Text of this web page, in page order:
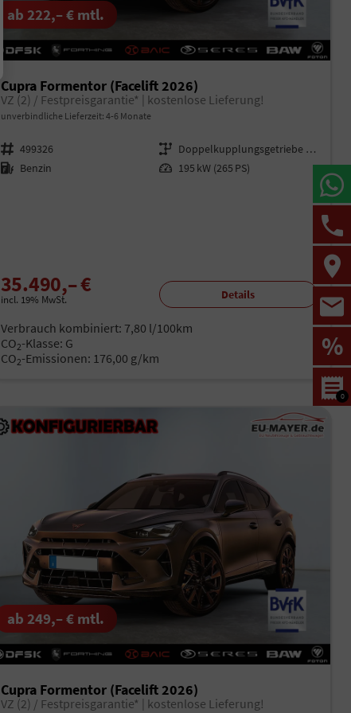
ab 222,– € mtl.
Cupra Formentor (Facelift 2026)
VZ (2) / Festpreisgarantie* | kostenlose Lieferung!
unverbindliche Lieferzeit: 4-6 Monate
Fahrzeugnr. 499326 Getriebe
Doppelkupplungsgetriebe (DSG)
Kraftstoff Benzin Leistung 195 kW (265 PS)
35.490,– €
incl. 19% MwSt. Details
Verbrauch kombiniert: 7,80 l/100km
CO2-Klasse: G
CO2-Emissionen: 176,00 g/km
ab 249,– € mtl.
Cupra Formentor (Facelift 2026)
VZ (2) / Festpreisgarantie* | kostenlose Lieferung!
%
0